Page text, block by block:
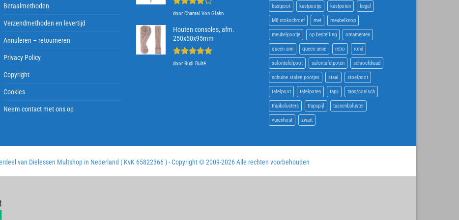
Betaalmethoden
Verzendmethoden en levertijd
Annuleren – retourneren
Privacy Policy
Copyright
Cookies
Neem contact met ons op
Gewaardeerd
door Chantal Von Glahn
Houten consoles, afm.
250x50x95mm
Gewaardeerd
door Rudi Bulté
kastpoot kastpootje kastpoten kegel
M8 stokschroef met meubelknop
meubelpootje op bestelling ornamenten
queen ann queen anne retro rond
salontafelpoot salontafelpoten schroefdraad
schuine stalen pootjes staal stoelpoot
tafelpoot tafelpoten taps taps/conisch
trapbalusters trapspijl tussenbaluster
vurenhout zwart
van Dielessen Multshop in Nederland ( KvK 65822366 ) - Copyright © 2009-2026 Alle rechten voorbehouden